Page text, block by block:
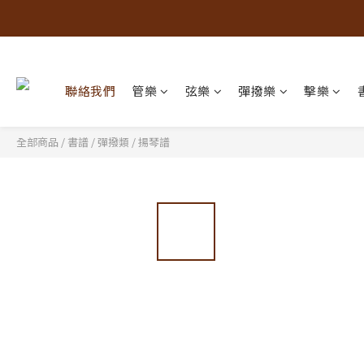
聯絡我們 管樂 弦樂 彈撥樂 擊樂
全部商品 / 書譜 /彈撥類 /揚琴譜